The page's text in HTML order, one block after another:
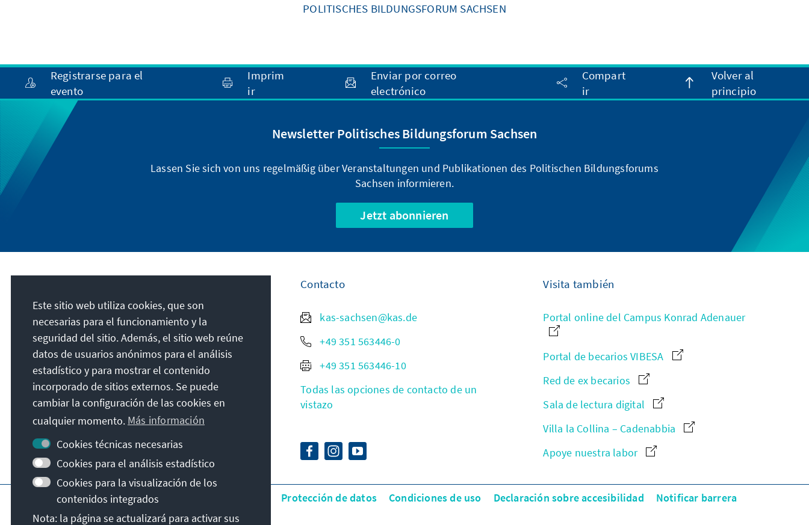
POLITISCHES BILDUNGSFORUM SACHSEN
Registrarse para el
evento
Imprim
ir
Enviar por correo
electrónico
Compart
ir
Volver al
principio
Newsletter Politisches Bildungsforum Sachsen
Lassen Sie sich von uns regelmäßig über Veranstaltungen und Publikationen des Politischen Bildungsforums
Sachsen informieren.
Jetzt abonnieren
Konrad-Adenauer-Stiftung e.V.
Foro de Educación Política Sajonia
Königstraße 23
01097Dresde
Alemania
Contacto
kas-sachsen@kas.de
+49 351 563446-0
+49 351 563446-10
Todas las opciones de contacto de un
vistazo
Visita también
Portal online del Campus Konrad Adenauer
Portal de becarios VIBESA
Red de ex becarios
Sala de lectura digital
Villa la Collina – Cadenabbia
Apoye nuestra labor
Página principal de la KAS Protección de datos Condiciones de uso Declaración sobre accesibilidad
Notificar barrera
Términos y condiciones generales
Este sitio web utiliza cookies, que son
necesarias para el funcionamiento y la
seguridad del sitio. Además, el sitio web reúne
datos de usuarios anónimos para el análisis
estadístico y para mostrar el contenido
incorporado de sitios externos. Se puede
cambiar la configuración de las cookies en
cualquier momento. Más información
Cookies técnicas necesarias
Cookies para el análisis estadístico
Cookies para la visualización de los
contenidos integrados
Nota: la página se actualizará para activar sus